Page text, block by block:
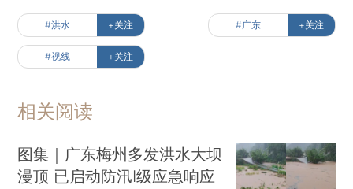
#洪水 +关注 #广东 +关注
#视线 +关注
相关阅读
图集｜广东梅州多发洪水大坝
漫顶 已启动防汛Ⅰ级应急响应